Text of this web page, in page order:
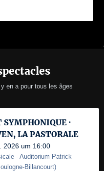
en a pour tous les âges
SYMPHONIQUE ·
LA PASTORALE
2026 um 16:00
- Auditorium Patrick
Billancourt)